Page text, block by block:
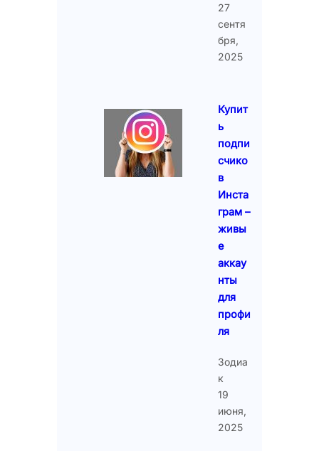
27
сентя
бря,
2025
Купит
ь
подпи
счико
в
Инста
грам –
живы
е
аккау
нты
для
профи
ля
Зодиа
к
19
июня,
2025